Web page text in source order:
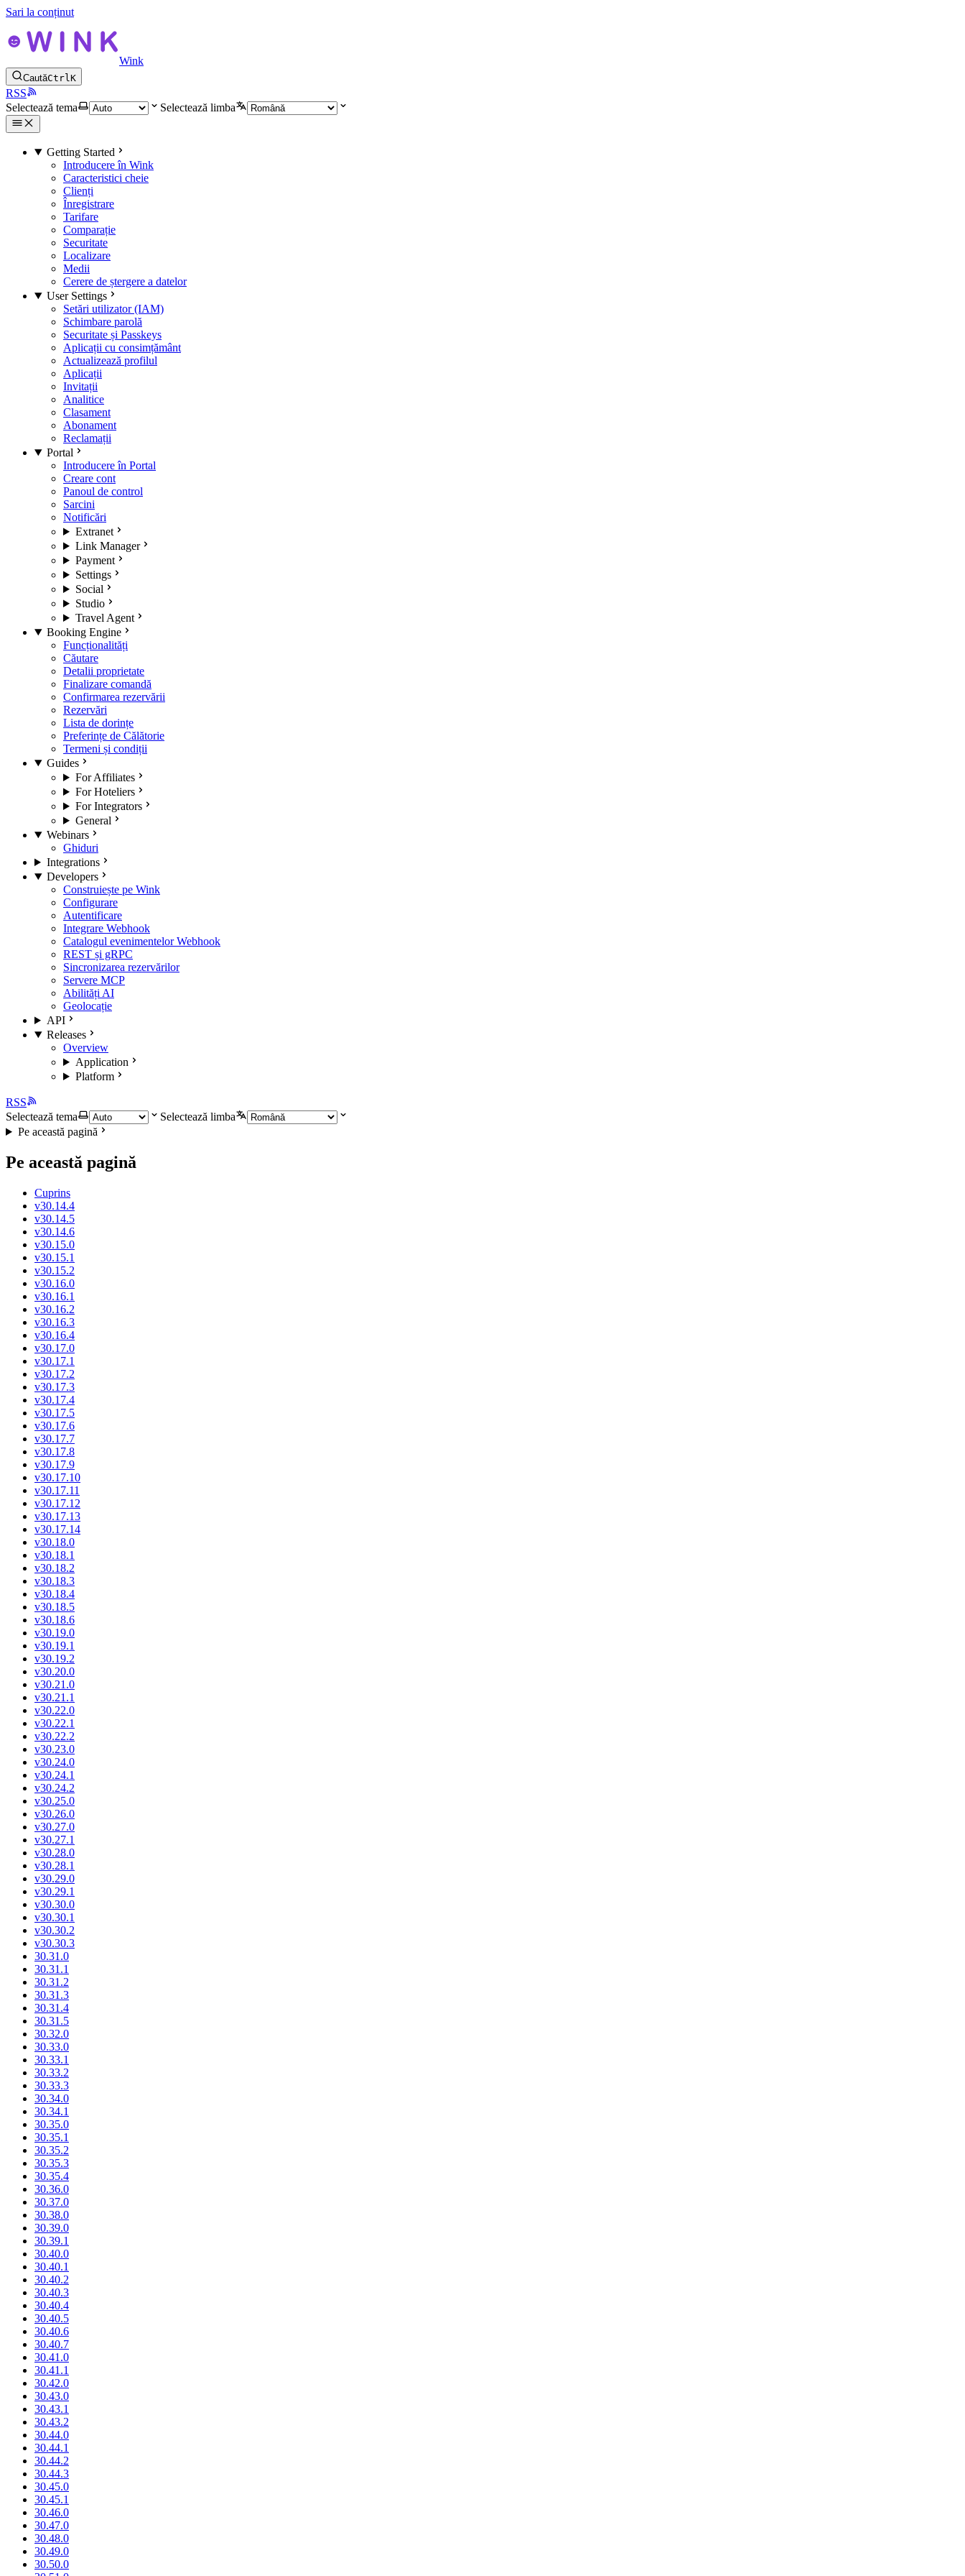
Sari la conținut
Wink
CautăCtrlK
RSS
Selectează tema
Selectează limba
Getting Started
Introducere în Wink
Caracteristici cheie
Clienți
Înregistrare
Tarifare
Comparație
Securitate
Localizare
Medii
Cerere de ștergere a datelor
User Settings
Setări utilizator (IAM)
Schimbare parolă
Securitate și Passkeys
Aplicații cu consimțământ
Actualizează profilul
Aplicații
Invitații
Analitice
Clasament
Abonament
Reclamații
Portal
Introducere în Portal
Creare cont
Panoul de control
Sarcini
Notificări
Extranet
Link Manager
Payment
Settings
Social
Studio
Travel Agent
Booking Engine
Funcționalități
Căutare
Detalii proprietate
Finalizare comandă
Confirmarea rezervării
Rezervări
Lista de dorințe
Preferințe de Călătorie
Termeni și condiții
Guides
For Affiliates
For Hoteliers
For Integrators
General
Webinars
Ghiduri
Integrations
Developers
Construiește pe Wink
Configurare
Autentificare
Integrare Webhook
Catalogul evenimentelor Webhook
REST și gRPC
Sincronizarea rezervărilor
Servere MCP
Abilități AI
Geolocație
API
Releases
Overview
Application
Platform
RSS
Selectează tema
Selectează limba
Pe această pagină
Pe această pagină
Cuprins
v30.14.4
v30.14.5
v30.14.6
v30.15.0
v30.15.1
v30.15.2
v30.16.0
v30.16.1
v30.16.2
v30.16.3
v30.16.4
v30.17.0
v30.17.1
v30.17.2
v30.17.3
v30.17.4
v30.17.5
v30.17.6
v30.17.7
v30.17.8
v30.17.9
v30.17.10
v30.17.11
v30.17.12
v30.17.13
v30.17.14
v30.18.0
v30.18.1
v30.18.2
v30.18.3
v30.18.4
v30.18.5
v30.18.6
v30.19.0
v30.19.1
v30.19.2
v30.20.0
v30.21.0
v30.21.1
v30.22.0
v30.22.1
v30.22.2
v30.23.0
v30.24.0
v30.24.1
v30.24.2
v30.25.0
v30.26.0
v30.27.0
v30.27.1
v30.28.0
v30.28.1
v30.29.0
v30.29.1
v30.30.0
v30.30.1
v30.30.2
v30.30.3
30.31.0
30.31.1
30.31.2
30.31.3
30.31.4
30.31.5
30.32.0
30.33.0
30.33.1
30.33.2
30.33.3
30.34.0
30.34.1
30.35.0
30.35.1
30.35.2
30.35.3
30.35.4
30.36.0
30.37.0
30.38.0
30.39.0
30.39.1
30.40.0
30.40.1
30.40.2
30.40.3
30.40.4
30.40.5
30.40.6
30.40.7
30.41.0
30.41.1
30.42.0
30.43.0
30.43.1
30.43.2
30.44.0
30.44.1
30.44.2
30.44.3
30.45.0
30.45.1
30.46.0
30.47.0
30.48.0
30.49.0
30.50.0